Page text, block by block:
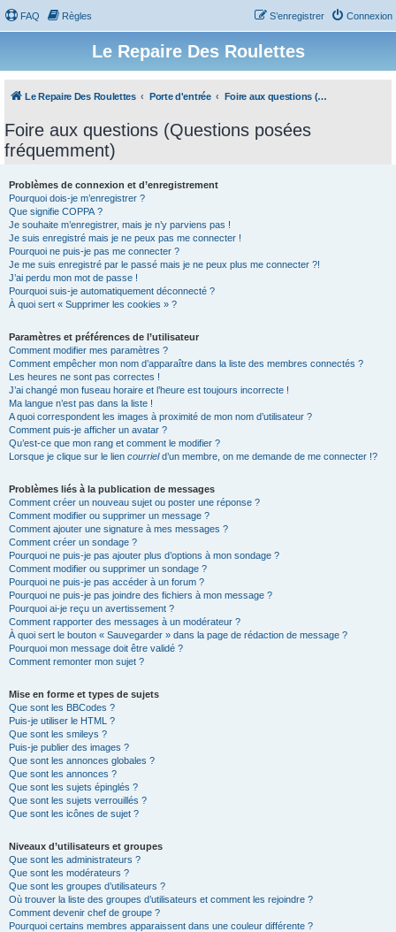
FAQ Règles Connexion
S’enregistrer
Le Repaire Des Roulettes
Le Repaire Des Roulettes Porte d'entrée Foire aux questions (Questions posées fréquemment)
Foire aux questions (Questions posées
fréquemment)
Problèmes de connexion et d’enregistrement
Pourquoi dois-je m’enregistrer ?
Que signifie COPPA ?
Je souhaite m’enregistrer, mais je n’y parviens pas !
Je suis enregistré mais je ne peux pas me connecter !
Pourquoi ne puis-je pas me connecter ?
Je me suis enregistré par le passé mais je ne peux plus me connecter ?!
J’ai perdu mon mot de passe !
Pourquoi suis-je automatiquement déconnecté ?
À quoi sert « Supprimer les cookies » ?
Paramètres et préférences de l’utilisateur
Comment modifier mes paramètres ?
Comment empêcher mon nom d’apparaître dans la liste des membres connectés ?
Les heures ne sont pas correctes !
J’ai changé mon fuseau horaire et l’heure est toujours incorrecte !
Ma langue n’est pas dans la liste !
A quoi correspondent les images à proximité de mon nom d’utilisateur ?
Comment puis-je afficher un avatar ?
Qu’est-ce que mon rang et comment le modifier ?
Lorsque je clique sur le lien courrield’un membre, on me demande de me connecter !?
Problèmes liés à la publication de messages
Comment créer un nouveau sujet ou poster une réponse ?
Comment modifier ou supprimer un message ?
Comment ajouter une signature à mes messages ?
Comment créer un sondage ?
Pourquoi ne puis-je pas ajouter plus d’options à mon sondage ?
Comment modifier ou supprimer un sondage ?
Pourquoi ne puis-je pas accéder à un forum ?
Pourquoi ne puis-je pas joindre des fichiers à mon message ?
Pourquoi ai-je reçu un avertissement ?
Comment rapporter des messages à un modérateur ?
À quoi sert le bouton « Sauvegarder » dans la page de rédaction de message ?
Pourquoi mon message doit être validé ?
Comment remonter mon sujet ?
Mise en forme et types de sujets
Que sont les BBCodes ?
Puis-je utiliser le HTML ?
Que sont les smileys ?
Puis-je publier des images ?
Que sont les annonces globales ?
Que sont les annonces ?
Que sont les sujets épinglés ?
Que sont les sujets verrouillés ?
Que sont les icônes de sujet ?
Niveaux d’utilisateurs et groupes
Que sont les administrateurs ?
Que sont les modérateurs ?
Que sont les groupes d’utilisateurs ?
Où trouver la liste des groupes d’utilisateurs et comment les rejoindre ?
Comment devenir chef de groupe ?
Pourquoi certains membres apparaissent dans une couleur différente ?